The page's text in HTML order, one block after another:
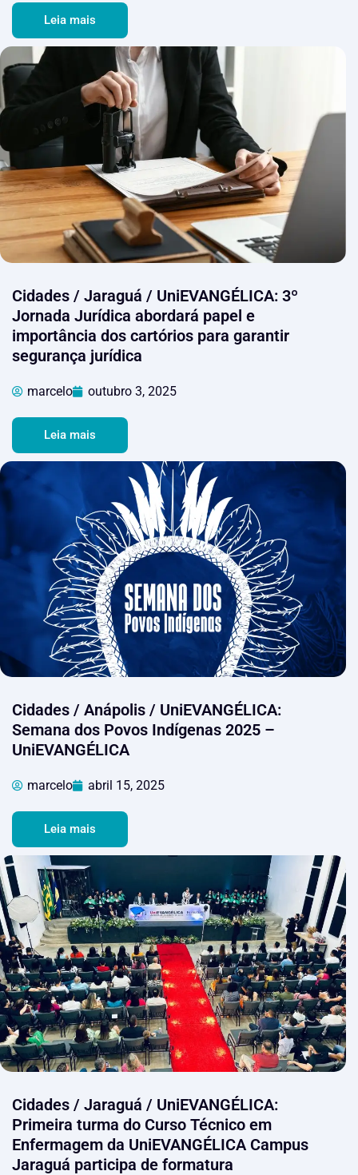
Leia mais
Cidades / Jaraguá / UniEVANGÉLICA: 3º
Jornada Jurídica abordará papel e
importância dos cartórios para garantir
segurança jurídica
marcelo outubro 3, 2025
Leia mais
Cidades / Anápolis / UniEVANGÉLICA:
Semana dos Povos Indígenas 2025 –
UniEVANGÉLICA
marcelo abril 15, 2025
Leia mais
Cidades / Jaraguá / UniEVANGÉLICA:
Primeira turma do Curso Técnico em
Enfermagem da UniEVANGÉLICA Campus
Jaraguá participa de formatura